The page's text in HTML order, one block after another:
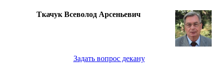
Ткачук Всеволод Арсеньевич
Задать вопрос декану